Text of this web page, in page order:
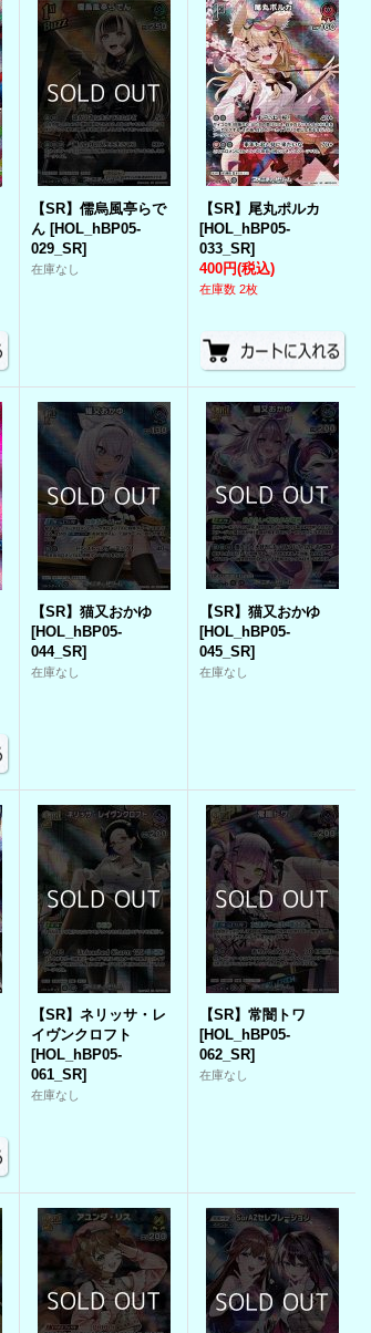
【SR】儒烏風亭らで
ん [HOL_hBP05-
029_SR]
在庫なし
【SR】尾丸ポルカ
[HOL_hBP05-
033_SR]
400円(税込)
在庫数 2枚
【SR】猫又おかゆ
[HOL_hBP05-
044_SR]
在庫なし
【SR】猫又おかゆ
[HOL_hBP05-
045_SR]
在庫なし
【SR】ネリッサ・レ
イヴンクロフト
[HOL_hBP05-
061_SR]
在庫なし
【SR】常闇トワ
[HOL_hBP05-
062_SR]
在庫なし